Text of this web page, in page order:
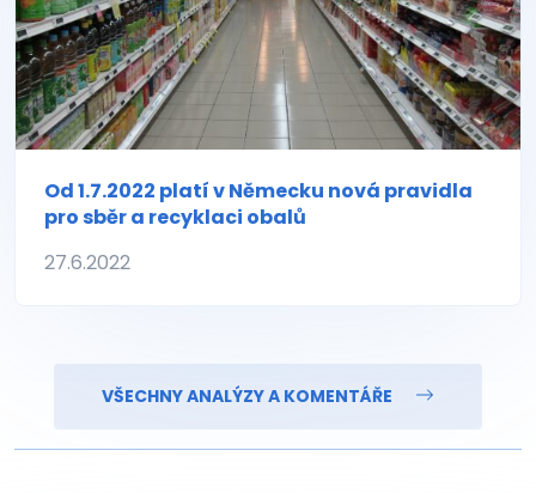
Od 1.7.2022 platí v Německu nová pravidla
pro sběr a recyklaci obalů
27.6.2022
VŠECHNY ANALÝZY A KOMENTÁŘE